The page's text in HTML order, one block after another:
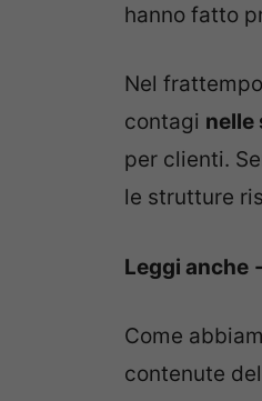
hanno fatto
Nel
contagi nelle
per clienti.
le strutture
Leggi anche
Come
contenute del